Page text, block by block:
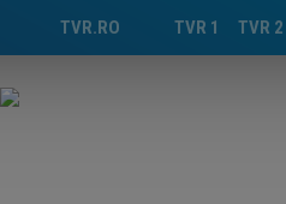
TVR 2
TVR 1
TVR.RO